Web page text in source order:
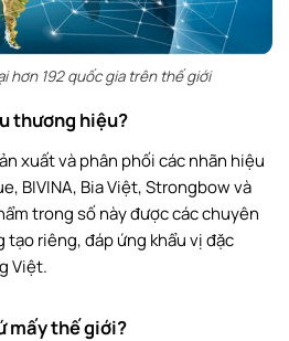
hơn 192 quốc gia trên thế giới
thương hiệu?
xuất và phân phối các nhãn hiệu
BIVINA, Bia Việt, Strongbow và
trong số này được các chuyên
tạo riêng, đáp ứng khẩu vị đặc
Việt.
mấy thế giới?